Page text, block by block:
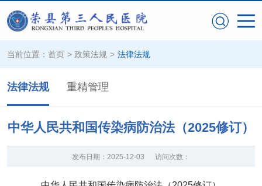
当前位置： 首页 > 政策法规 > 法律法规
法律法规 重精管理
中华人民共和国传染病防治法（2025修订）
发布日期： 2025-12-03 访问次数：